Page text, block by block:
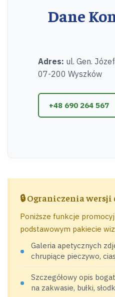
Dane
Adres: ul. Gen.
07-200 Wyszków
+48 690 264 567
🔒 Ograniczenia
Poniższe funkcje
podstawowym pakiecie
Galeria apetycznych
chrupiące pieczywo,
Szczegółowy opis
na zakwasie, bułki,